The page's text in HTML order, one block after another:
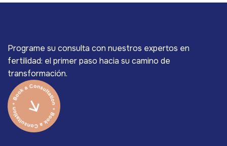
Programe su consulta con nuestros expertos en
fertilidad: el primer paso hacia su camino de
transformación.